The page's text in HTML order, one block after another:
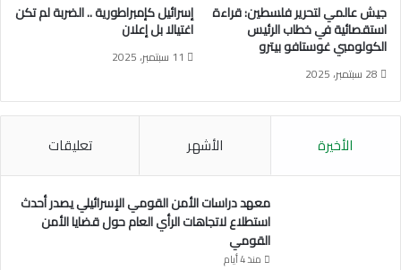
ة
و
ر
ا
ئ
ر
جيش عالمي لتحرير فلسطين: قراءة
استقصائية في خطاب الرئيس
الكولومبي غوستافو بيترو
28 سبتمبر، 2025
إسرائيل كإمبراطورية .. الضربة لم تكن
اغتيالا بل إعلان
11 سبتمبر، 2025
الأخيرة الأشهر تعليقات
معهد دراسات الأمن القومي الإسرائيلي يصدر أحدث
استطلاع لاتجاهات الرأي العام حول قضايا الأمن
القومي
منذ 4 أيام